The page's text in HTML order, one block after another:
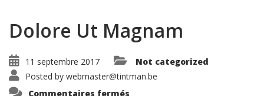
Dolore Ut Magnam
11 septembre 2017
Not categorized
Posted by webmaster@tintman.be
Commentaires fermés